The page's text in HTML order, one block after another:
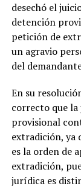
desechó el
detención
petición de
un agravio
del
En su
correcto que la
provisional
extradición, ya
es la orden de
extradición,
jurídica es